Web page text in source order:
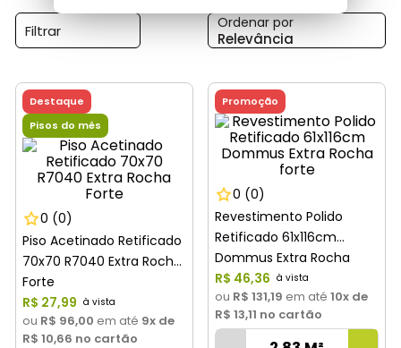
6º
telha
8º
cimento
9º
torneira
10
vaso sanitário
Ordenar por
Relevância
Filtrar
Destaque
Pisos do mês
0 (0)
Piso Acetinado Retificado
70x70 R7040 Extra Rocha
Forte
R$ 27,99
ou R$ 96,00 em até 9x de
R$ 10,66 no cartão
Promoção
0 (0)
Revestimento Polido
Retificado 61x116cm
Dommus Extra Rocha
forte
R$ 46,36
ou R$ 131,19 em até 10x de
R$ 13,11 no cartão